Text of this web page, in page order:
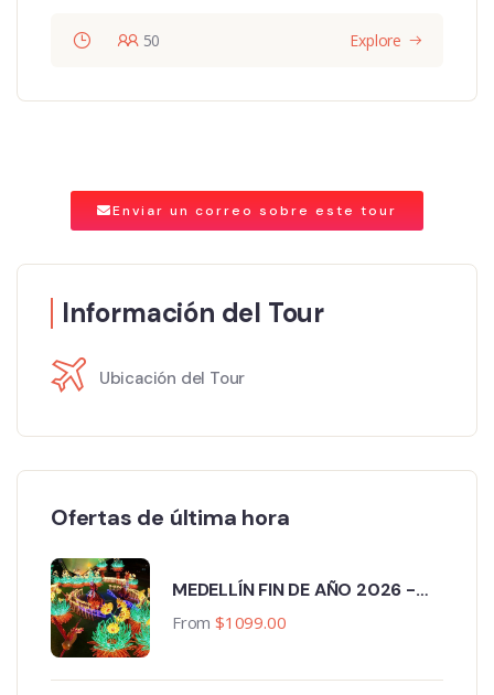
50 Explore
Enviar un correo sobre este tour
Información del Tour
Ubicación del Tour
Ofertas de última hora
MEDELLÍN FIN DE AÑO 2026 -
2027
From $1099.00